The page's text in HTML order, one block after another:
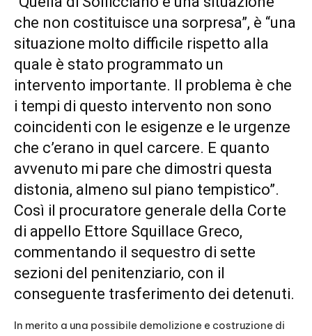
che non costituisce una sorpresa”, è “una
situazione molto difficile rispetto alla
quale è stato programmato un
intervento importante. Il problema è che
i tempi di questo intervento non sono
coincidenti con le esigenze e le urgenze
che c’erano in quel carcere. E quanto
avvenuto mi pare che dimostri questa
distonia, almeno sul piano tempistico”.
Così il procuratore generale della Corte
di appello Ettore Squillace Greco,
commentando il sequestro di sette
sezioni del penitenziario, con il
conseguente trasferimento dei detenuti.
In merito a una possibile demolizione e costruzione di